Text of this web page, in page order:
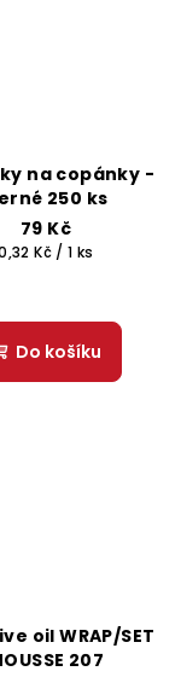
na copánky -
250 ks
79 Kč
Kč / 1 ks
Do košíku
oil WRAP/SET
207